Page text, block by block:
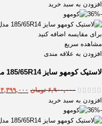
افزودن به سبد خرید
-36%
برای مقایسه اضافه کنید
مشاهده سریع
افزودن به علاقه مندی
لاستیک کومهو سایز 185/65R14 مدل Solus KH17
۶,۹۰۰,۰۰۰ تومان ۴,۳۹۹,۰۰۰
افزودن به سبد خرید
-36%